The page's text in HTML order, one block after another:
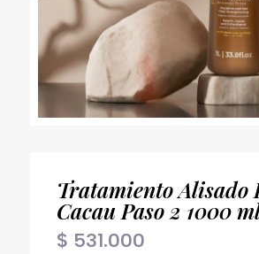
Tratamiento Alisado
Cacau Paso 2 1000
$ 531.000